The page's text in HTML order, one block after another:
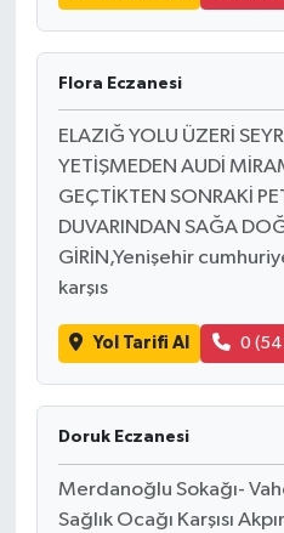
Flora Eczanesi
ELAZIĞ YOLU ÜZERİ
YETİŞMEDEN AUDİ
GEÇTİKTEN SONRAKİ
DUVARINDAN SAĞA
GİRİN,Yenişehir
karşıs
Yol Tarifi Al 0
Doruk Eczanesi
Merdanoğlu Sokağı-
Sağlık Ocağı Karşısı